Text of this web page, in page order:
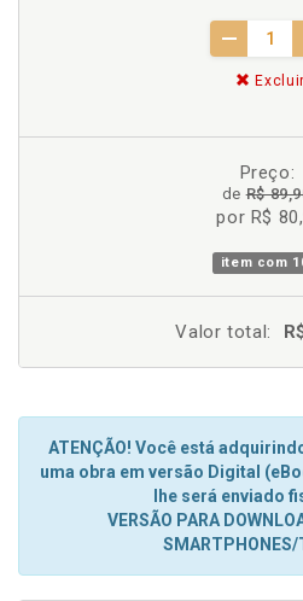
Excluir
Preço:
deR$
por R$
item com
Valor total:
ATENÇÃO! Você está
uma obra em versão Digital
lhe será enviado
VERSÃO PARA
SMARTPHONES/